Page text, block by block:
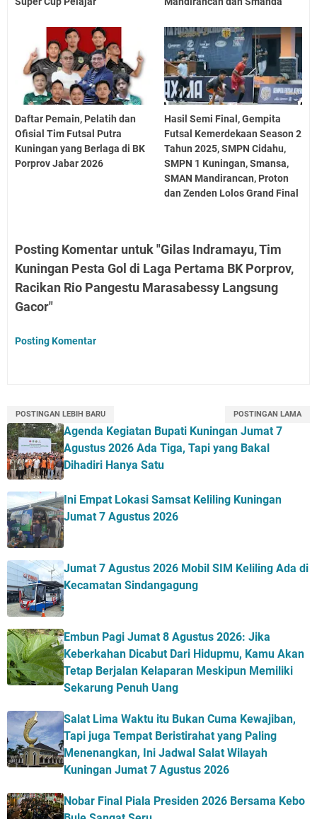
Daftar Pemain, Pelatih dan
Ofisial Tim Futsal Putra
Kuningan yang Berlaga di BK
Porprov Jabar 2026
Hasil Semi Final, Gempita
Futsal Kemerdekaan Season 2
Tahun 2025, SMPN Cidahu,
SMPN 1 Kuningan, Smansa,
SMAN Mandirancan, Proton
dan Zenden Lolos Grand Final
Posting Komentar untuk "Gilas Indramayu, Tim
Kuningan Pesta Gol di Laga Pertama BK Porprov,
Racikan Rio Pangestu Marasabessy Langsung
Gacor"
Posting Komentar
POSTINGAN LEBIH BARU POSTINGAN LAMA
Agenda Kegiatan Bupati Kuningan Jumat 7
Agustus 2026 Ada Tiga, Tapi yang Bakal
Dihadiri Hanya Satu
Ini Empat Lokasi Samsat Keliling Kuningan
Jumat 7 Agustus 2026
Jumat 7 Agustus 2026 Mobil SIM Keliling Ada di
Kecamatan Sindangagung
Embun Pagi Jumat 8 Agustus 2026: Jika
Keberkahan Dicabut Dari Hidupmu, Kamu Akan
Tetap Berjalan Kelaparan Meskipun Memiliki
Sekarung Penuh Uang
Salat Lima Waktu itu Bukan Cuma Kewajiban,
Tapi juga Tempat Beristirahat yang Paling
Menenangkan, Ini Jadwal Salat Wilayah
Kuningan Jumat 7 Agustus 2026
Nobar Final Piala Presiden 2026 Bersama Kebo